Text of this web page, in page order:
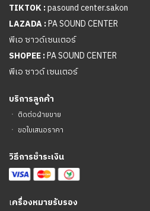
TIKTOK :pasound center.sakon
LAZADA :PA SOUND CENTER
พีเอ ซาวด์เซนเตอร์
SHOPEE :PA SOUND CENTER
พีเอ ซาวด์ เซนเตอร์
บริการลูกค้า
ㆍ ติดต่อฝ่ายขาย
ㆍ ขอใบเสนอราคา
วิธีการชำระเงิน
เครื่องหมายรับรอง